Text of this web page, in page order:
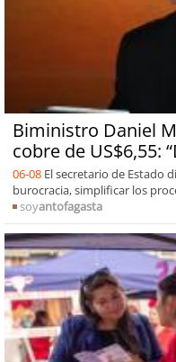
Biministro Daniel
cobre de US$6,55:
06-08 El secretario de Estado
burocracia, simplificar los
soyantofagasta